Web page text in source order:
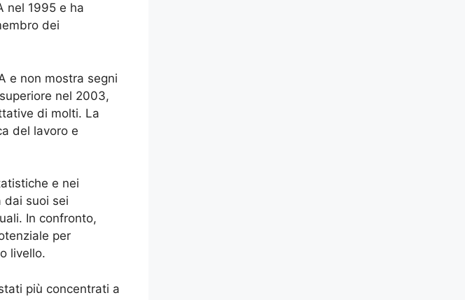
nel 1995 e ha
dei
e non mostra segni
nel 2003,
di molti. La
del lavoro e
e nei
suoi sei
In confronto,
per
livello.
più concentrati a